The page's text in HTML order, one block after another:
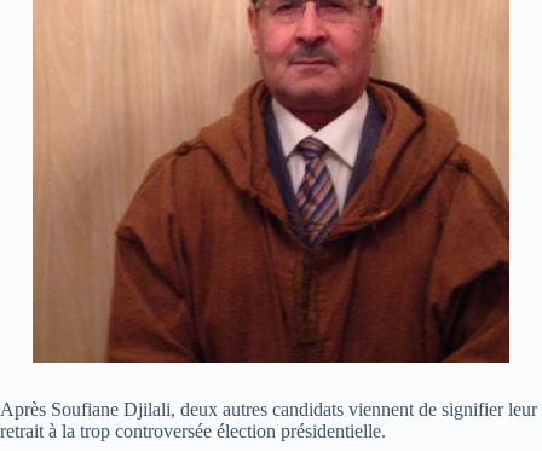
Après Soufiane Djilali, deux autres candidats viennent de signifier leur
retrait à la trop controversée élection présidentielle.